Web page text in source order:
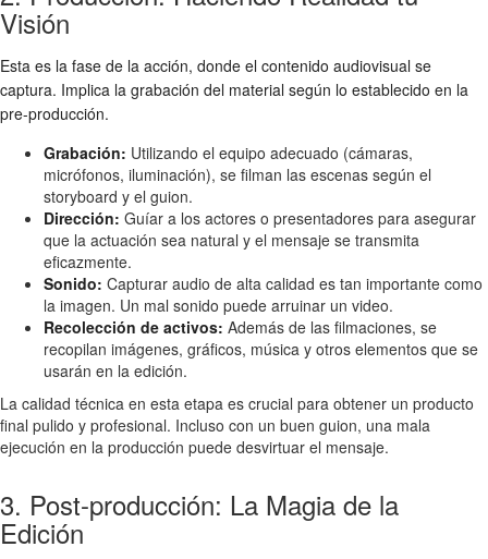
Visión
Esta es la fase de la acción, donde el contenido audiovisual se
captura. Implica la grabación del material según lo establecido en la
pre-producción.
Grabación: Utilizando el equipo adecuado (cámaras,
micrófonos, iluminación), se filman las escenas según el
storyboard y el guion.
Dirección: Guíar a los actores o presentadores para asegurar
que la actuación sea natural y el mensaje se transmita
eficazmente.
Sonido: Capturar audio de alta calidad es tan importante como
la imagen. Un mal sonido puede arruinar un video.
Recolección de activos: Además de las filmaciones, se
recopilan imágenes, gráficos, música y otros elementos que se
usarán en la edición.
La calidad técnica en esta etapa es crucial para obtener un producto
final pulido y profesional. Incluso con un buen guion, una mala
ejecución en la producción puede desvirtuar el mensaje.
3. Post-producción: La Magia de la
Edición